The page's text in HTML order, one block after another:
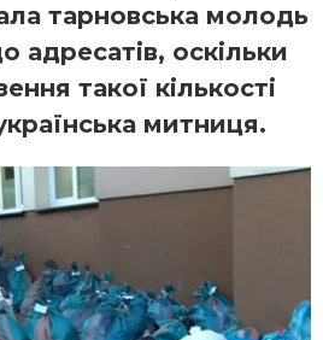
тарновська молодь
адресатів, оскільки
такої кількості
митниця.